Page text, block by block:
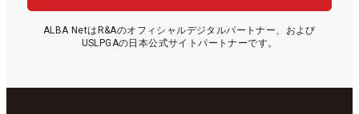
ALBA NetはR&Aのオフィシャルデジタルパートナー、および
USLPGAの日本公式サイトパートナーです。